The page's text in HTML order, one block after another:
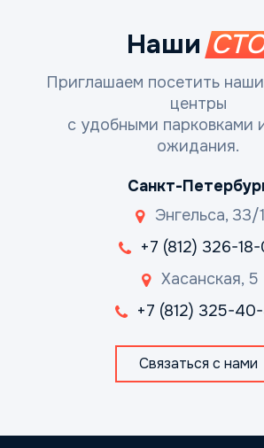
Наши
Приглашаем посетить
центры
с удобными парковками
ожидания.
Санкт-
Энгельса, 33/1
+7 (812) 326-
Хасанская, 5
+7 (812) 325-
Связаться с нами